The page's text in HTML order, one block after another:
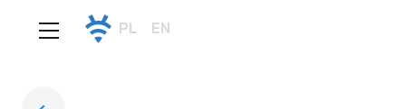
PL EN